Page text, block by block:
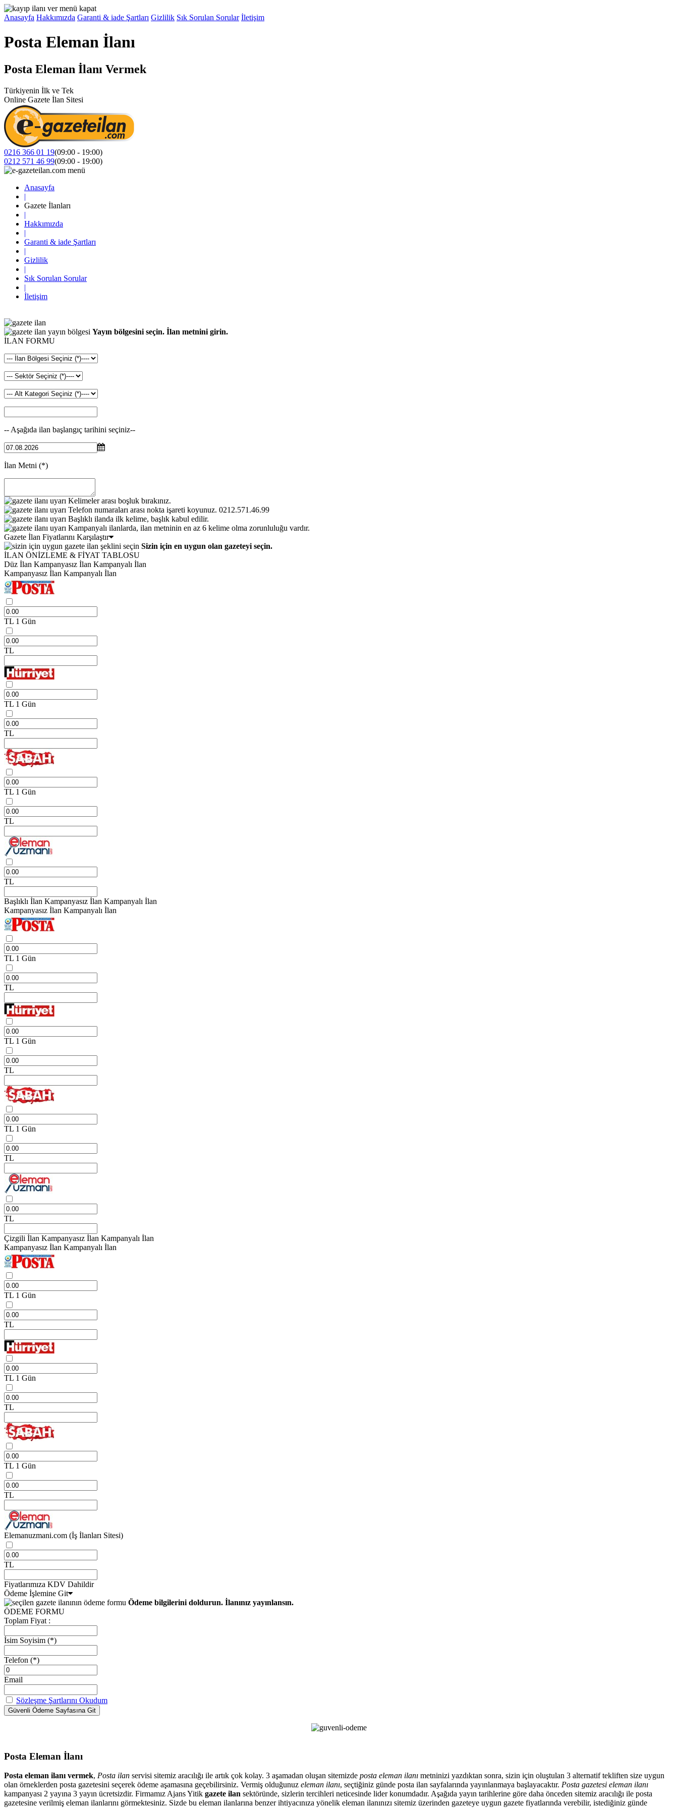
Anasayfa Hakkımızda Garanti & iade Şartları Gizlilik Sık Sorulan Sorular İletişim
Posta Eleman İlanı
Posta Eleman İlanı Vermek
Türkiyenin İlk ve Tek
Online Gazete İlan Sitesi
0216 366 01 19(09:00 - 19:00)
0212 571 46 99(09:00 - 19:00)
Anasayfa
|
Gazete İlanları
|
Hakkımızda
|
Garanti & iade Şartları
|
Gizlilik
|
Sık Sorulan Sorular
|
İletişim
Yayın bölgesini seçin. İlan metnini girin.
İLAN FORMU
-- Aşağıda ilan başlangıç tarihini seçiniz--
İlan Metni (*)
Kelimeler arası boşluk bırakınız.
Telefon numaraları arası nokta işareti koyunuz. 0212.571.46.99
Başlıklı ilanda ilk kelime, başlık kabul edilir.
Kampanyalı ilanlarda, ilan metninin en az 6 kelime olma zorunluluğu vardır.
Gazete İlan Fiyatlarını Karşılaştır
Sizin için en uygun olan gazeteyi seçin.
İLAN ÖNİZLEME & FİYAT TABLOSU
Düz İlan Kampanyasız İlan Kampanyalı İlan
Kampanyasız İlan Kampanyalı İlan
TL 1 Gün
TL
TL 1 Gün
TL
TL 1 Gün
TL
TL
Başlıklı İlan Kampanyasız İlan Kampanyalı İlan
Kampanyasız İlan Kampanyalı İlan
TL 1 Gün
TL
TL 1 Gün
TL
TL 1 Gün
TL
TL
Çizgili İlan Kampanyasız İlan Kampanyalı İlan
Kampanyasız İlan Kampanyalı İlan
TL 1 Gün
TL
TL 1 Gün
TL
TL 1 Gün
TL
Elemanuzmani.com (İş İlanları Sitesi)
TL
Fiyatlarımıza KDV Dahildir
Ödeme İşlemine Git
Ödeme bilgilerini doldurun. İlanınız yayınlansın.
ÖDEME FORMU
Toplam Fiyat :
İsim Soyisim (*)
Telefon (*)
Email
Sözleşme Şartlarını Okudum
Posta Eleman İlanı
Posta eleman ilanı vermek, Posta ilan servisi sitemiz aracılığı ile artık çok kolay. 3 aşamadan oluşan sitemizde posta eleman ilanı metninizi yazdıktan sonra, sizin için oluştulan 3 alternatif tekliften size uygun
olan örneklerden posta gazetesini seçerek ödeme aşamasına geçebilirsiniz. Vermiş olduğunuz eleman ilanı, seçtiğiniz günde posta ilan sayfalarında yayınlanmaya başlayacaktır. Posta gazetesi eleman ilanı
kampanyası 2 yayına 3 yayın ücretsizdir. Firmamız Ajans Yitik gazete ilan sektöründe, sizlerin tercihleri neticesinde lider konumdadır. Aşağıda yayın tarihlerine göre daha önceden sitemiz aracılığı ile posta
gazetesine verilmiş eleman ilanlarını görmektesiniz. Sizde bu eleman ilanlarına benzer ihtiyacınıza yönelik eleman ilanınızı sitemiz üzerinden gazeteye uygun gazete fiyatlarında verebilir, istediğiniz günde